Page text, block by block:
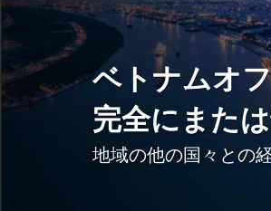
ベトナムオ
完全にまた
地域の他の国々との